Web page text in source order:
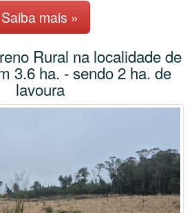
Saiba mais »
Rural na localidade de
3.6 ha. - sendo 2 ha. de
lavoura